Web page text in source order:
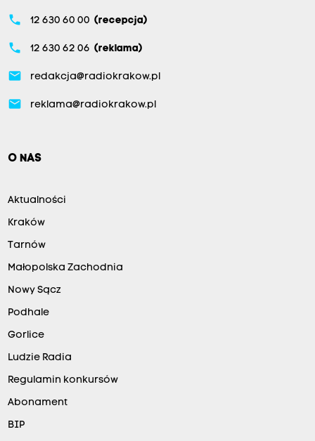
phone 12 630 60 00 (recepcja)
phone 12 630 62 06 (reklama)
email redakcja@radiokrakow.pl
email reklama@radiokrakow.pl
O NAS
Aktualności
Kraków
Tarnów
Małopolska Zachodnia
Nowy Sącz
Podhale
Gorlice
Ludzie Radia
Regulamin konkursów
Abonament
BIP